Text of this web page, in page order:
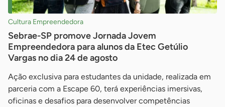
Cultura Empreendedora
Sebrae-SP promove Jornada Jovem
Empreendedora para alunos da Etec Getúlio
Vargas no dia 24 de agosto
Ação exclusiva para estudantes da unidade, realizada em
parceria com a Escape 60, terá experiências imersivas,
oficinas e desafios para desenvolver competências